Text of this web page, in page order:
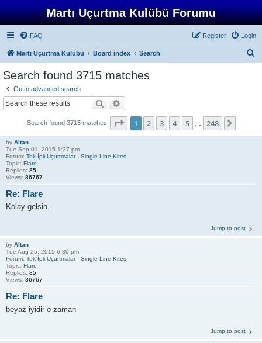
Martı Uçurtma Kulübü Forumu
FAQ Login
Register
Martı Uçurtma Kulübü Board index Search
Search found 3715 matches
Go to advanced search
Search
Search found 3715 matches Page 1of 248
1 2 3 4 5 248
by Altan
Tue Sep 01, 2015 1:27 pm
Forum: Tek İpli Uçurtmalar - Single Line Kites
Topic: Flare
Replies: 85
Views: 86767
Re: Flare
Kolay gelsin.
Jump to post
by Altan
Tue Aug 25, 2015 6:30 pm
Forum: Tek İpli Uçurtmalar - Single Line Kites
Topic: Flare
Replies: 85
Views: 86767
Re: Flare
beyaz iyidir o zaman
Jump to post